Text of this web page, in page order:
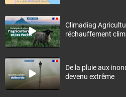
Climadiag
réchauffement
De la pluie aux
devenu extrême